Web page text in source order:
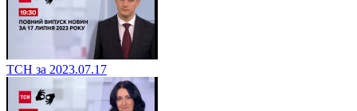
ТСН за 2023.07.17